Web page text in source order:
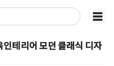
견적 플랫폼
☰
테리어 모던 클래식 디자